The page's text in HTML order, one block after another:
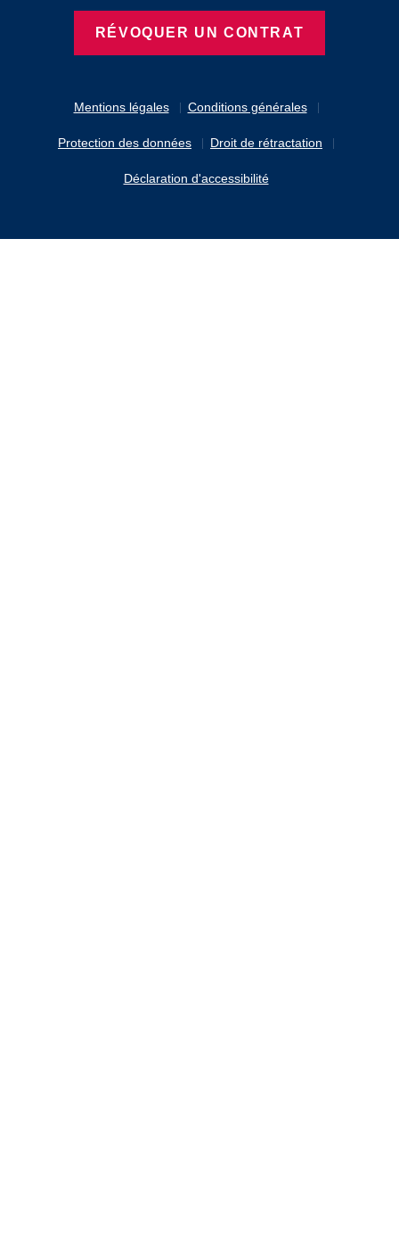
Mentions légales Conditions générales
Protection des données Droit de rétractation
Déclaration d'accessibilité
RÉVOQUER UN CONTRAT